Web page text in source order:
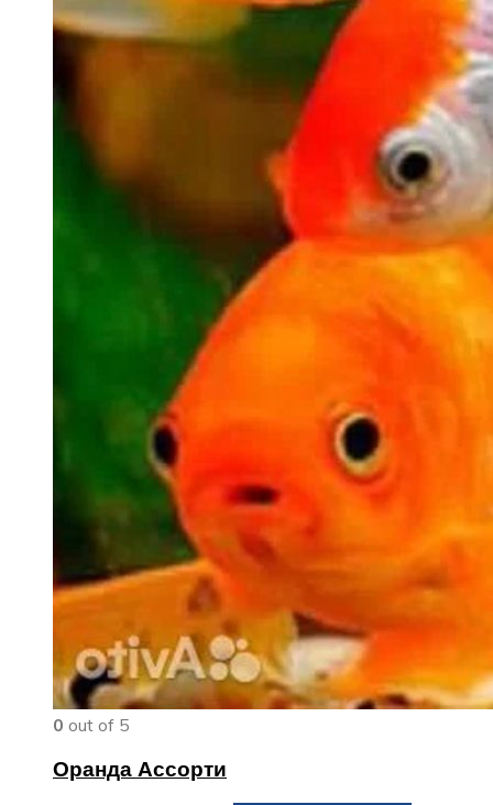
0 out of 5
Оранда Ассорти